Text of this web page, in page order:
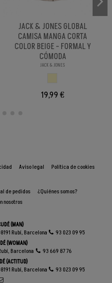
JACK & JONES GLOBAL
CAMISA MANGA CORTA
COLOR BEIGE - FORMAL Y
CÓMODA
JACK & JONES
19,99 €
Aviso legal Política de cookies
de pedidos
¿Quiénes somos?
nosotros
(MAN)
Rubí, Barcelona
93 023 09 95
(WOMAN)
Barcelona
93 669 87 76
(ACTITUD)
Rubí, Barcelona
93 023 09 95